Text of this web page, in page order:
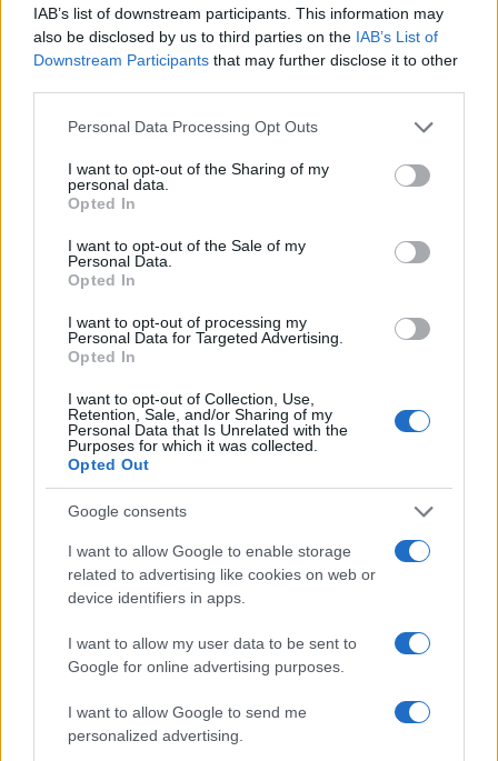
IAB’s list of downstream participants. This information may
also be disclosed by us to third parties on the IAB’s List of
Downstream Participants that may further disclose it to other
Please note that this website/app uses one or more Google
not limited to your visit or usage behaviour. You may click to
grant or deny consent to Google and its third-party tags to
use your data for below specified purposes in below Google
consent section.
Personal Data Processing Opt Outs
I want to opt-out of the Sharing of my
personal data.
Opted In
I want to opt-out of the Sale of my
Personal Data.
Opted In
I want to opt-out of processing my
Personal Data for Targeted Advertising.
Opted In
I want to opt-out of Collection, Use,
Retention, Sale, and/or Sharing of my
Personal Data that Is Unrelated with the
Purposes for which it was collected.
Opted Out
Google consents
I want to allow Google to enable storage
related to advertising like cookies on web or
device identifiers in apps.
I want to allow my user data to be sent to
Google for online advertising purposes.
I want to allow Google to send me
personalized advertising.
giovani per il meeting francescano
Edoardo Castellucci · 7 Ago 2026
NEWS
Papa Leone XIV incontra i giovani ad Assisi: il richiamo
alla pace e alla solidarietà